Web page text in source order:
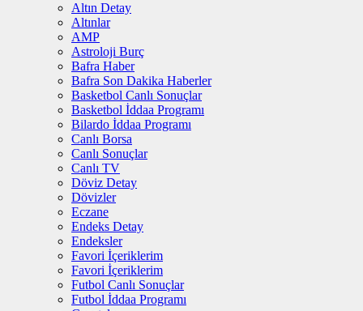
Altın Detay
Altınlar
AMP
Astroloji Burç
Bafra Haber
Bafra Son Dakika Haberler
Basketbol Canlı Sonuçlar
Basketbol İddaa Programı
Bilardo İddaa Programı
Canlı Borsa
Canlı Sonuçlar
Canlı TV
Döviz Detay
Dövizler
Eczane
Endeks Detay
Endeksler
Favori İçeriklerim
Favori İçeriklerim
Futbol Canlı Sonuçlar
Futbol İddaa Programı